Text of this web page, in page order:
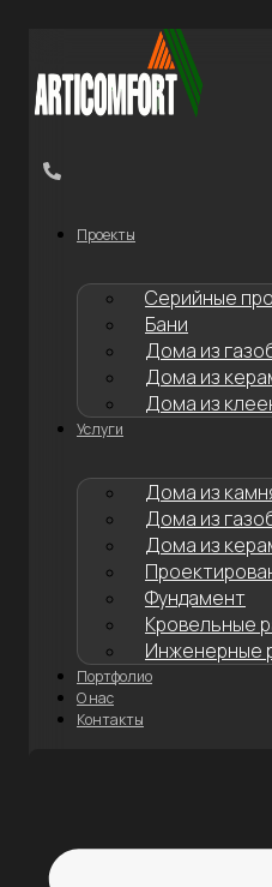
содержимому
Проекты
Серийные
Бани
Дома из
Дома из
Дома из
Услуги
Дома из
Дома из
Дома из
Фундамент
Кровельные
Инженерные
Портфолио
О нас
Контакты